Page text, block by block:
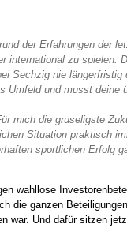
der Erfahrungen der
international zu spielen.
Sechzig nie
Umfeld und musst deine
mich die gruseligste
Situation praktisch
sportlichen Erfolg
wahllose
die ganzen
war. Und dafür sitzen